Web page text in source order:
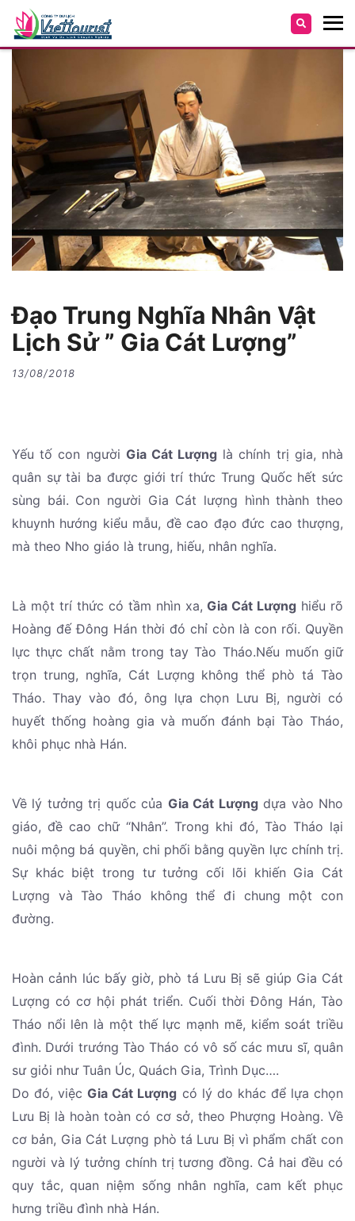
Đạo Trung Nghĩa Nhân Vật
Lịch Sử ” Gia Cát Lượng”
13/08/2018
Yếu tố con người Gia Cát Lượng là chính trị gia, nhà
quân sự tài ba được giới trí thức Trung Quốc hết sức
sùng bái. Con người Gia Cát lượng hình thành theo
khuynh hướng kiểu mẫu, đề cao đạo đức cao thượng,
mà theo Nho giáo là trung, hiếu, nhân nghĩa.
Là một trí thức có tầm nhìn xa, Gia Cát Lượng hiểu rõ
Hoàng đế Đông Hán thời đó chỉ còn là con rối. Quyền
lực thực chất nằm trong tay Tào Tháo.Nếu muốn giữ
trọn trung, nghĩa, Cát Lượng không thể phò tá Tào
Tháo. Thay vào đó, ông lựa chọn Lưu Bị, người có
huyết thống hoàng gia và muốn đánh bại Tào Tháo,
khôi phục nhà Hán.
Về lý tưởng trị quốc của Gia Cát Lượngdựa vào Nho
giáo, đề cao chữ “Nhân”. Trong khi đó, Tào Tháo lại
nuôi mộng bá quyền, chi phối bằng quyền lực chính trị.
Sự khác biệt trong tư tưởng cối lõi khiến Gia Cát
Lượng và Tào Tháo không thể đi chung một con
đường.
Hoàn cảnh lúc bấy giờ, phò tá Lưu Bị sẽ giúp Gia Cát
Lượng có cơ hội phát triển. Cuối thời Đông Hán, Tào
Tháo nổi lên là một thế lực mạnh mẽ, kiểm soát triều
đình. Dưới trướng Tào Tháo có vô số các mưu sĩ, quân
sư giỏi như Tuân Úc, Quách Gia, Trình Dục….
Do đó, việcGia Cát Lượng có lý do khác để lựa chọn
Lưu Bị là hoàn toàn có cơ sở, theo Phượng Hoàng. Về
cơ bản, Gia Cát Lượng phò tá Lưu Bị vì phẩm chất con
người và lý tưởng chính trị tương đồng. Cả hai đều có
quy tắc, quan niệm sống nhân nghĩa, cam kết phục
hưng triều đình nhà Hán.